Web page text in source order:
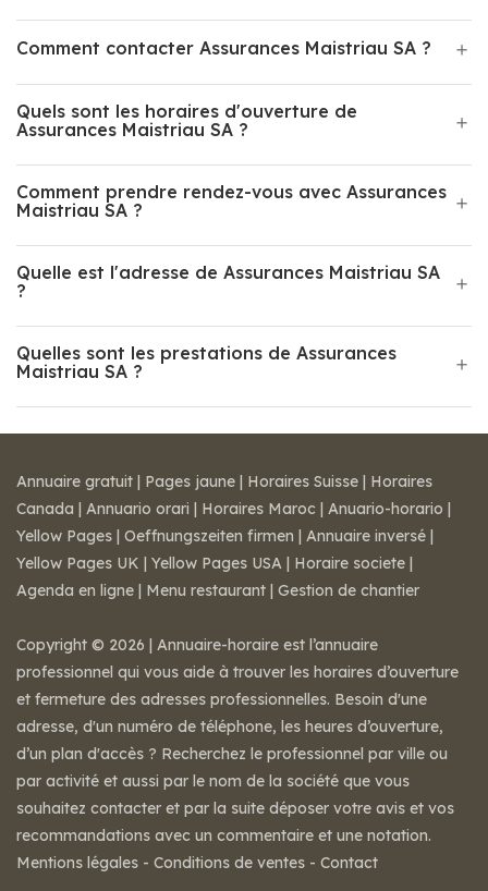
Comment contacter Assurances Maistriau SA ?
Quels sont les horaires d'ouverture de
Assurances Maistriau SA ?
Comment prendre rendez-vous avec Assurances
Maistriau SA ?
Quelle est l'adresse de Assurances Maistriau SA
?
Quelles sont les prestations de Assurances
Maistriau SA ?
Annuaire gratuit | Pages jaune | Horaires Suisse | Horaires
Canada | Annuario orari | Horaires Maroc | Anuario-horario |
Yellow Pages | Oeffnungszeiten firmen | Annuaire inversé |
Yellow Pages UK | Yellow Pages USA | Horaire societe |
Agenda en ligne | Menu restaurant | Gestion de chantier
Copyright © 2026 | Annuaire-horaire est l’annuaire
professionnel qui vous aide à trouver les horaires d’ouverture
et fermeture des adresses professionnelles. Besoin d'une
adresse, d'un numéro de téléphone, les heures d’ouverture,
d’un plan d'accès ? Recherchez le professionnel par ville ou
par activité et aussi par le nom de la société que vous
souhaitez contacter et par la suite déposer votre avis et vos
recommandations avec un commentaire et une notation.
Mentions légales - Conditions de ventes - Contact